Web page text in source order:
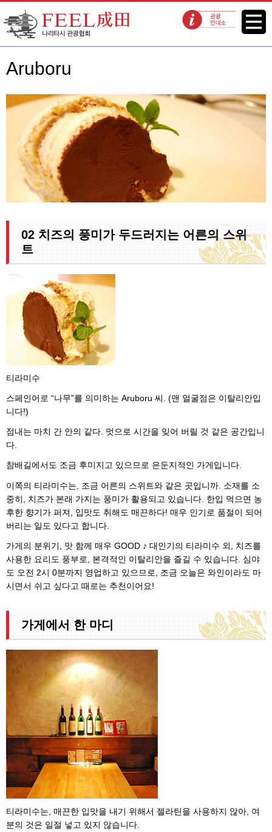
FEEL 나리타 나리타시 관광협회 관광 안내소 메뉴
Aruboru
02 치즈의 풍미가 두드러지는 어른의 스위
트
티라미수
스페인어로 “나무”를 의미하는 Aruboru 씨. (맨 얼굴점은 이탈리안입
니다!)
점내는 마치 간 안의 같다. 멋으로 시간을 잊어 버릴 것 같은 공간입니
다.
참배길에서도 조금 후미지고 있으므로 은둔지적인 가게입니다.
이쪽의 티라미수는, 조금 어른의 스위트와 같은 곳입니까. 소재를 소
중히, 치즈가 본래 가지는 풍미가 활용되고 있습니다. 한입 먹으면 농
후한 향기가 퍼져, 입맛도 취해도 매끈하다! 매우 인기로 품절이 되어
버리는 일도 있다고 합니다.
가게의 분위기, 맛 함께 매우 GOOD ♪ 대인기의 티라미수 외, 치즈를
사용한 요리도 풍부로, 본격적인 이탈리안을 즐길 수 있습니다. 심야
도 오전 2시 0분까지 영업하고 있으므로, 조금 오늘은 와인이라도 마
시면서 쉬고 싶다고 때로는 추천이어요!
가게에서 한 마디
티라미수는, 매끈한 입맛을 내기 위해서 젤라틴을 사용하지 않아, 여
분의 것은 일절 넣고 있지 않습니다.